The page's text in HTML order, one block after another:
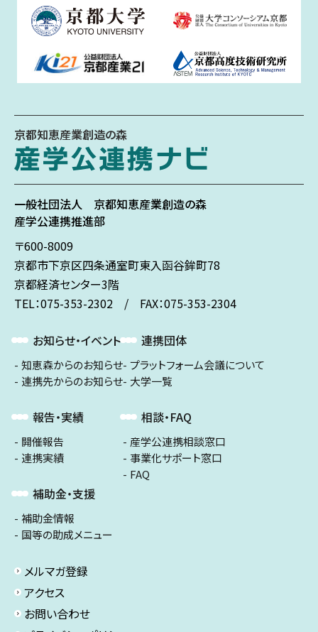
京都知恵産業創造の森
一般社団法人 京都知恵産業創造の森
産学公連携推進部
〒600-8009
京都市下京区四条通室町東入函谷鉾町78
京都経済センター3階
TEL：075-353-2302 / FAX：075-353-2304
お知らせ・イベント
知恵森からのお知らせ
連携先からのお知らせ
報告・実績
開催報告
連携実績
補助金・支援
補助金情報
国等の助成メニュー
連携団体
プラットフォーム会議について
大学一覧
相談・FAQ
産学公連携相談窓口
事業化サポート窓口
FAQ
メルマガ登録
アクセス
お問い合わせ